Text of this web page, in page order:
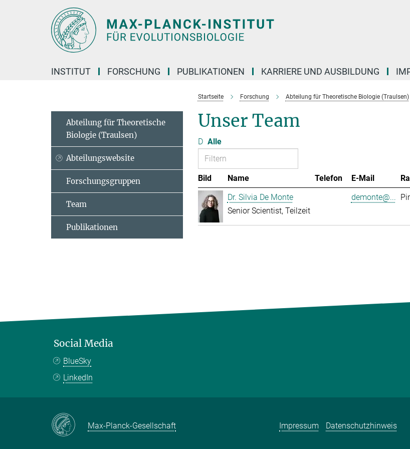
INSTITUT FORSCHUNG PUBLIKATIONEN KARRIERE UND AUSBILDUNG
Startseite Forschung Abteilung für Theoretische Biologie (Traulsen)
Unser Team
D Alle
Bild Name Telefon E-Mail
Dr. Silvia De Monte
Senior Scientist, Teilzeit
demonte@...
Abteilung für Theoretische
Biologie (Traulsen)
Abteilungswebsite
Forschungsgruppen
Team
Publikationen
Social Media
BlueSky
LinkedIn
Max-Planck-Gesellschaft Impressum Datenschutzhinweis